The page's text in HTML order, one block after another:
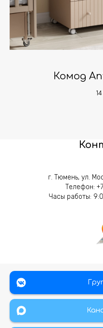
Комод
г. Тюмень, ул.
Телефон:
Часы работы: